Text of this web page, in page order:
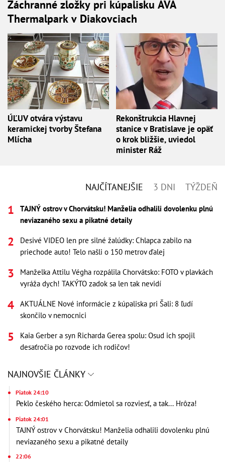
Záchranné zložky pri kúpalisku AVA
Thermalpark v Diakovciach
ÚĽUV otvára výstavu
keramickej tvorby Štefana
Mlícha
Rekonštrukcia Hlavnej
stanice v Bratislave je opäť
o krok bližšie, uviedol
minister Ráž
NAJČÍTANEJŠIE 3 DNI TÝŽDEŇ
TAJNÝ ostrov v Chorvátsku! Manželia odhalili dovolenku plnú
neviazaného sexu a pikatné detaily
Desivé VIDEO len pre silné žalúdky: Chlapca zabilo na
priechode auto! Telo našli o 150 metrov ďalej
Manželka Attilu Végha rozpálila Chorvátsko: FOTO v plavkách
vyráža dych! TAKÝTO zadok sa len tak nevidí
AKTUÁLNE Nové informácie z kúpaliska pri Šali: 8 ľudí
skončilo v nemocnici
Kaia Gerber a syn Richarda Gerea spolu: Osud ich spojil
desaťročia po rozvode ich rodičov!
NAJNOVŠIE ČLÁNKY
Piatok 24:10
Peklo českého herca: Odmietol sa rozviesť, a tak... Hrôza!
Piatok 24:01
TAJNÝ ostrov v Chorvátsku! Manželia odhalili dovolenku plnú
neviazaného sexu a pikatné detaily
22:06